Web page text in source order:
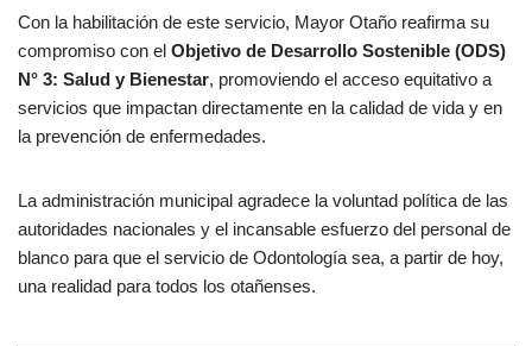
Con la habilitación de este servicio, Mayor Otaño reafirma su
compromiso con el Objetivo de Desarrollo Sostenible (ODS)
N° 3: Salud y Bienestar, promoviendo el acceso equitativo a
servicios que impactan directamente en la calidad de vida y en
la prevención de enfermedades.
La administración municipal agradece la voluntad política de las
autoridades nacionales y el incansable esfuerzo del personal de
blanco para que el servicio de Odontología sea, a partir de hoy,
una realidad para todos los otañenses.